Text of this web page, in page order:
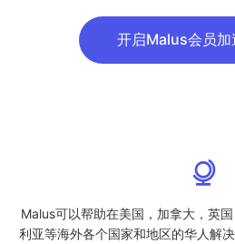
开启Malus会员加
Malus可以帮助在美国，加拿大，英
利亚等海外各个国家和地区的华人解